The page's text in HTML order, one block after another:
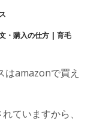
・購入の仕方 | 育毛
はamazonで買え
ていますから、